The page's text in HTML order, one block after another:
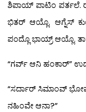
ಶಿಪಾಯ್ ಪಾಟಿಂ
ಭಿತರ್ ಆಯ್ಲೊ. ಆಗ್ನೆಸ್
ಪಂದ್ಲೊ ಭಾಯ್ರ್ ಆಯ್ಲೊ.
“ಗರ್ವ್ ಆನಿ ಹಂಕಾರ್”
“ಸರ್ದಾರ್ ಸಿಮಾಂವ್
ನಹಿಂವೇ ಆನಾ?”